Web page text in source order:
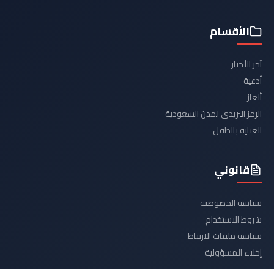
الأقسام
آخر الأخبار
أدعية
ألغاز
الرمز البريدي لمدن السعودية
العناية بالطفل
قانوني
سياسة الخصوصية
شروط الاستخدام
سياسة ملفات الارتباط
إخلاء المسؤولية